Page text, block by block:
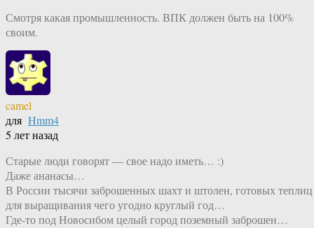
Смотря какая промышленность. ВПК должен быть на 100%
своим.
camel
для Hmm4
5 лет назад
Старые люди говорят — свое надо иметь… :)
Даже ананасы…
В России тысячи заброшенных шахт и штолен, готовых теплиц
для выращивания чего угодно круглый год…
Где-то под Новосибом целый город поземный заброшен…